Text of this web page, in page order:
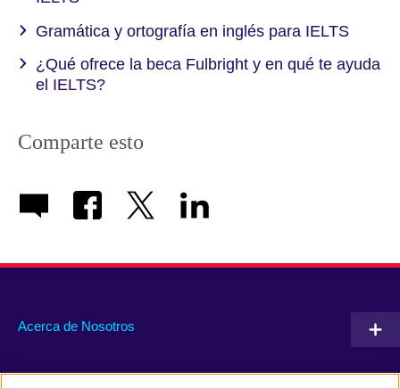
Gramática y ortografía en inglés para IELTS
¿Qué ofrece la beca Fulbright y en qué te ayuda
el IELTS?
Comparte esto
Acerca de Nosotros